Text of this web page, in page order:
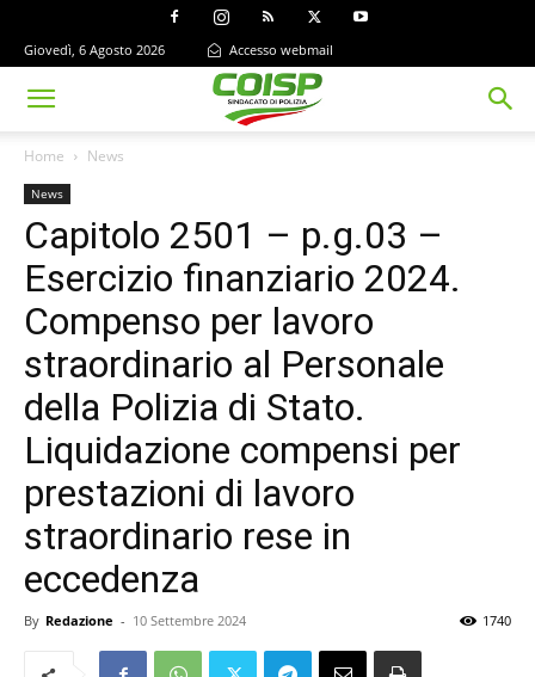
Giovedì, 6 Agosto 2026 Accesso webmail
Home News
News
Capitolo 2501 – p.g.03 –
Esercizio finanziario 2024.
Compenso per lavoro
straordinario al Personale
della Polizia di Stato.
Liquidazione compensi per
prestazioni di lavoro
straordinario rese in
eccedenza
By Redazione - 10 Settembre 2024 1740